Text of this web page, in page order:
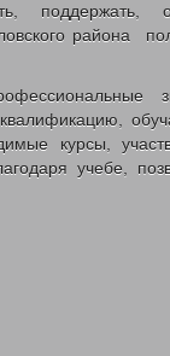
поддержать,
района
курсы,
учебе,